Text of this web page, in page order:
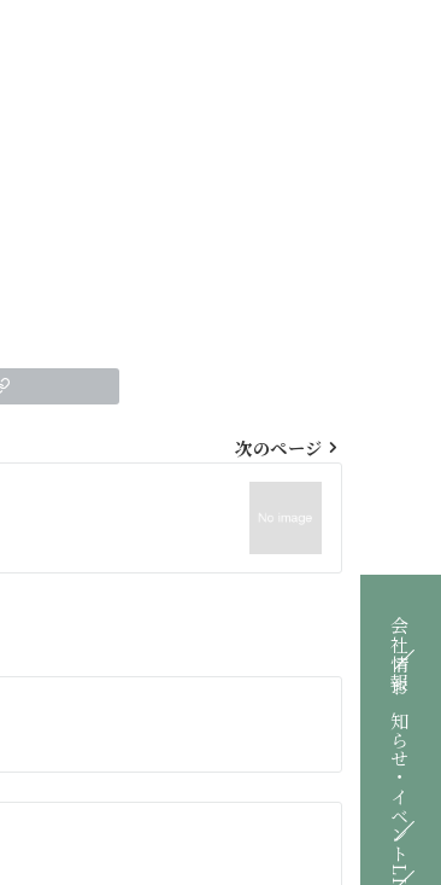
次のページ
会社情報
お知らせ・イベント